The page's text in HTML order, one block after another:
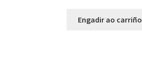
Engadir ao carriño